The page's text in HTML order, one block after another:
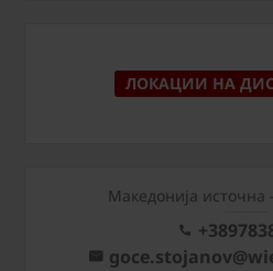
ЛОКАЦИИ НА
Македонија источна